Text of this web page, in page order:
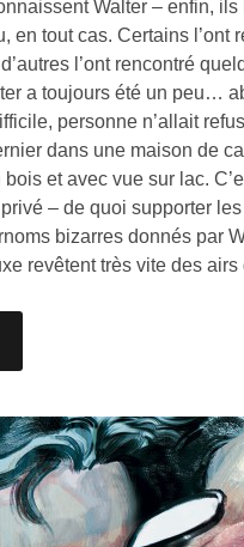
Walter – enfin, ils
en tout cas. Certains l’ont
l’ont rencontré
a toujours été un peu…
personne n’allait
dans une maison de
bois et avec vue sur lac.
privé – de quoi supporter
bizarres donnés par
revêtent très vite des airs